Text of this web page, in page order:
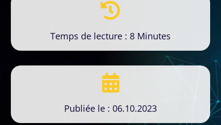

Temps de lecture : 8 Minutes

Publiée le : 06.10.2023